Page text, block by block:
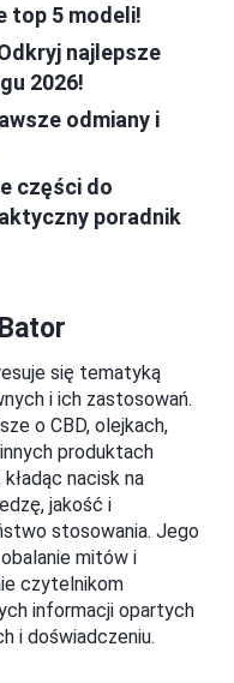
top 5 modeli!
najlepsze
2026!
odmiany i
części do
poradnik
się tematyką
i ich zastosowań.
o CBD, olejkach,
produktach
nacisk na
jakość i
stosowania. Jego
mitów i
czytelnikom
informacji opartych
i doświadczeniu.